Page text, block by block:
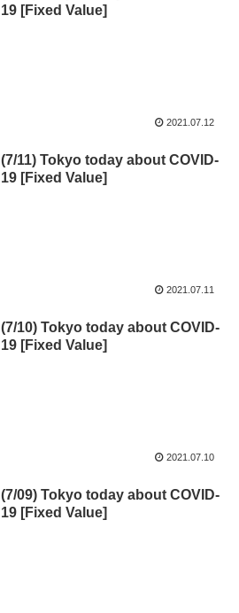
19 [Fixed Value]
2021.07.12
(7/11) Tokyo today about COVID-
19 [Fixed Value]
2021.07.11
(7/10) Tokyo today about COVID-
19 [Fixed Value]
2021.07.10
(7/09) Tokyo today about COVID-
19 [Fixed Value]